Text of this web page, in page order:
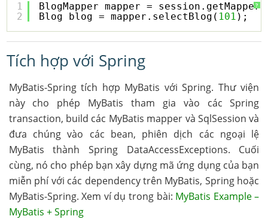
?
1
2
BlogMapper mapper =
Blog blog = mapper.selectBlog( 101 );
Tích hợp với Spring
MyBatis-Spring tích hợp MyBatis với Spring. Thư viện
này cho phép MyBatis tham gia vào các Spring
transaction, build các MyBatis mapper và SqlSession và
đưa chúng vào các bean, phiên dịch các ngoại lệ
MyBatis thành Spring DataAccessExceptions. Cuối
cùng, nó cho phép bạn xây dựng mã ứng dụng của bạn
miễn phí với các dependency trên MyBatis, Spring hoặc
MyBatis-Spring. Xem ví dụ trong bài: MyBatis Example –
MyBatis + Spring